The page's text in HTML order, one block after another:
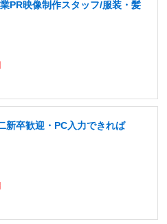
PR映像制作スタッフ/服装・髪
新卒歓迎・PC入力できれば